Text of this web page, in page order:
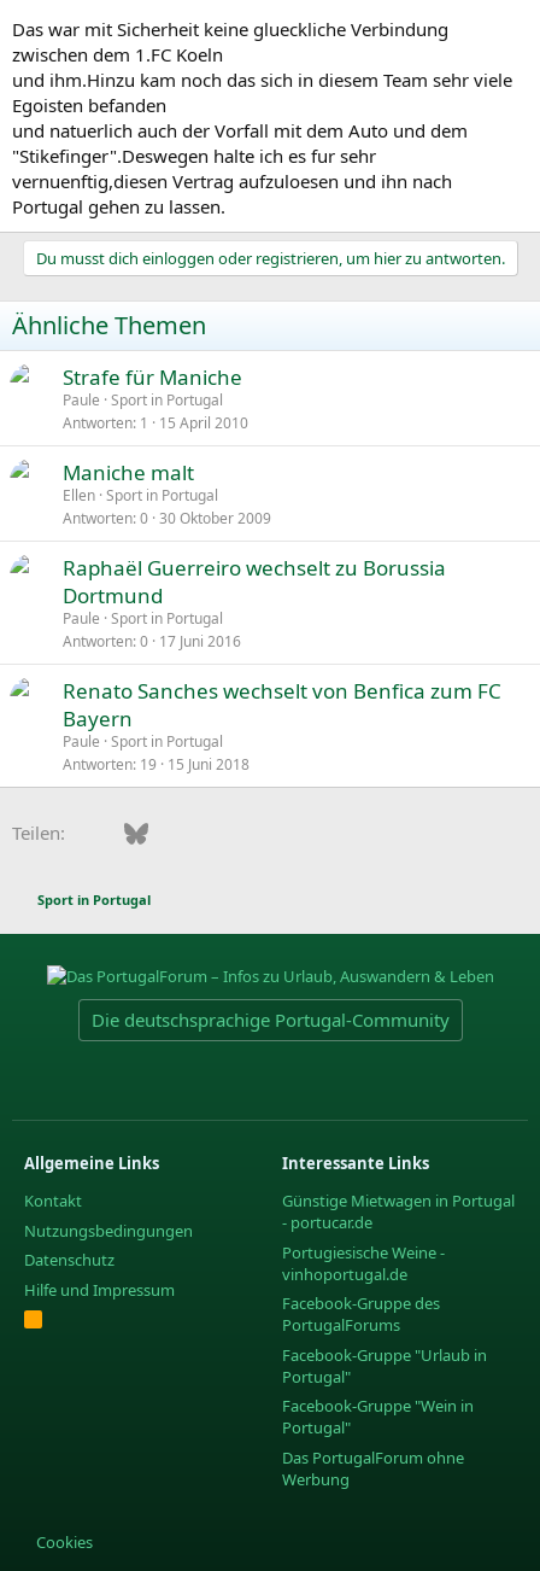
Das war mit Sicherheit keine glueckliche Verbindung
zwischen dem 1.FC Koeln
und ihm.Hinzu kam noch das sich in diesem Team sehr viele
Egoisten befanden
und natuerlich auch der Vorfall mit dem Auto und dem
"Stikefinger".Deswegen halte ich es fur sehr
vernuenftig,diesen Vertrag aufzuloesen und ihn nach
Portugal gehen zu lassen.
Du musst dich einloggen oder registrieren, um hier zu antworten.
Ähnliche Themen
Strafe für Maniche
Paule Sport in Portugal
Antworten 1 15 April 2010
Maniche malt
Ellen Sport in Portugal
Antworten 0 30 Oktober 2009
Raphaël Guerreiro wechselt zu Borussia
Dortmund
Paule Sport in Portugal
Antworten 0 17 Juni 2016
Renato Sanches wechselt von Benfica zum FC
Bayern
Paule Sport in Portugal
Antworten 19 15 Juni 2018
Teilen: FacebookBluesky
Sport in Portugal
Die deutschsprachige Portugal-Community
Allgemeine Links
Kontakt
Nutzungsbedingungen
Datenschutz
Hilfe und Impressum
R
Interessante Links
Günstige Mietwagen in Portugal
- portucar.de
Portugiesische Weine -
vinhoportugal.de
Facebook-Gruppe des
PortugalForums
Facebook-Gruppe "Urlaub in
Portugal"
Facebook-Gruppe "Wein in
Portugal"
Das PortugalForum ohne
Werbung
Cookies